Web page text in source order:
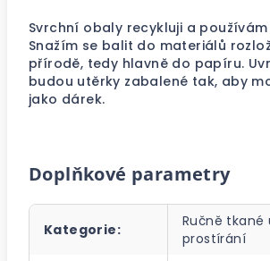
Svrchní obaly recykluji a
Snažím se balit do materiálů
přírodě, tedy hlavně do papíru.
budou utěrky zabalené tak, aby
jako dárek.
Doplňkové parametry
Kategorie:
Ručně tkané
prostírání